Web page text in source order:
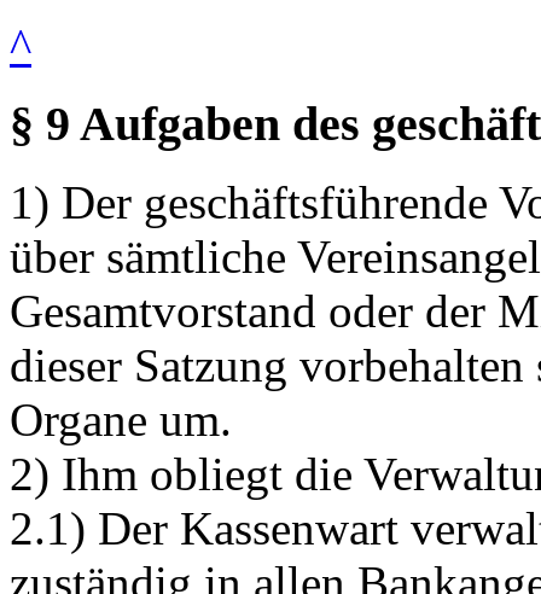
^
§ 9 Aufgaben des
1) Der geschäftsführende
über sämtliche
Gesamtvorstand oder der
dieser Satzung
Organe um.
2) Ihm obliegt die
2.1) Der Kassenwart
zuständig in allen